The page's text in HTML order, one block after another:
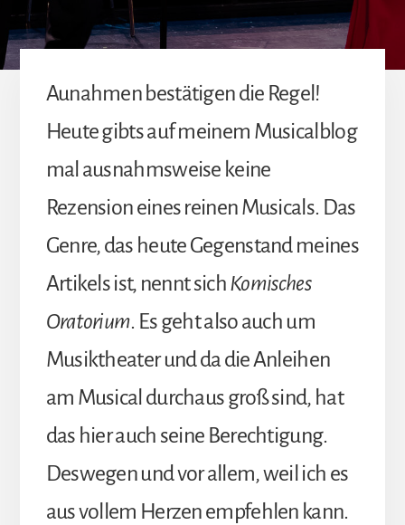
Aunahmen bestätigen die Regel!
Heute gibts auf meinem Musicalblog
mal ausnahmsweise keine
Rezension eines reinen Musicals. Das
Genre, das heute Gegenstand meines
Artikels ist, nennt sichKomisches
Oratorium. Es geht also auch um
Musiktheater und da die Anleihen
am Musical durchaus groß sind, hat
das hier auch seine Berechtigung.
Deswegen und vor allem, weil ich es
aus vollem Herzen empfehlen kann.